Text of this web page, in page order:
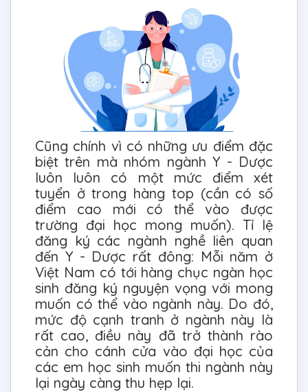
Cũng chính vì có những ưu điểm đặc
biệt trên mà nhóm ngành Y - Dược
luôn luôn có một mức điểm xét
tuyển ở trong hàng top (cần có số
điểm cao mới có thể vào được
trường đại học mong muốn). Tỉ lệ
đăng ký các ngành nghề liên quan
đến Y - Dược rất đông: Mỗi năm ở
Việt Nam có tới hàng chục ngàn học
sinh đăng ký nguyện vọng với mong
muốn có thể vào ngành này. Do đó,
mức độ cạnh tranh ở ngành này là
rất cao, điều này đã trở thành rào
cản cho cánh cửa vào đại học của
các em học sinh muốn thi ngành này
lại ngày càng thu hẹp lại.